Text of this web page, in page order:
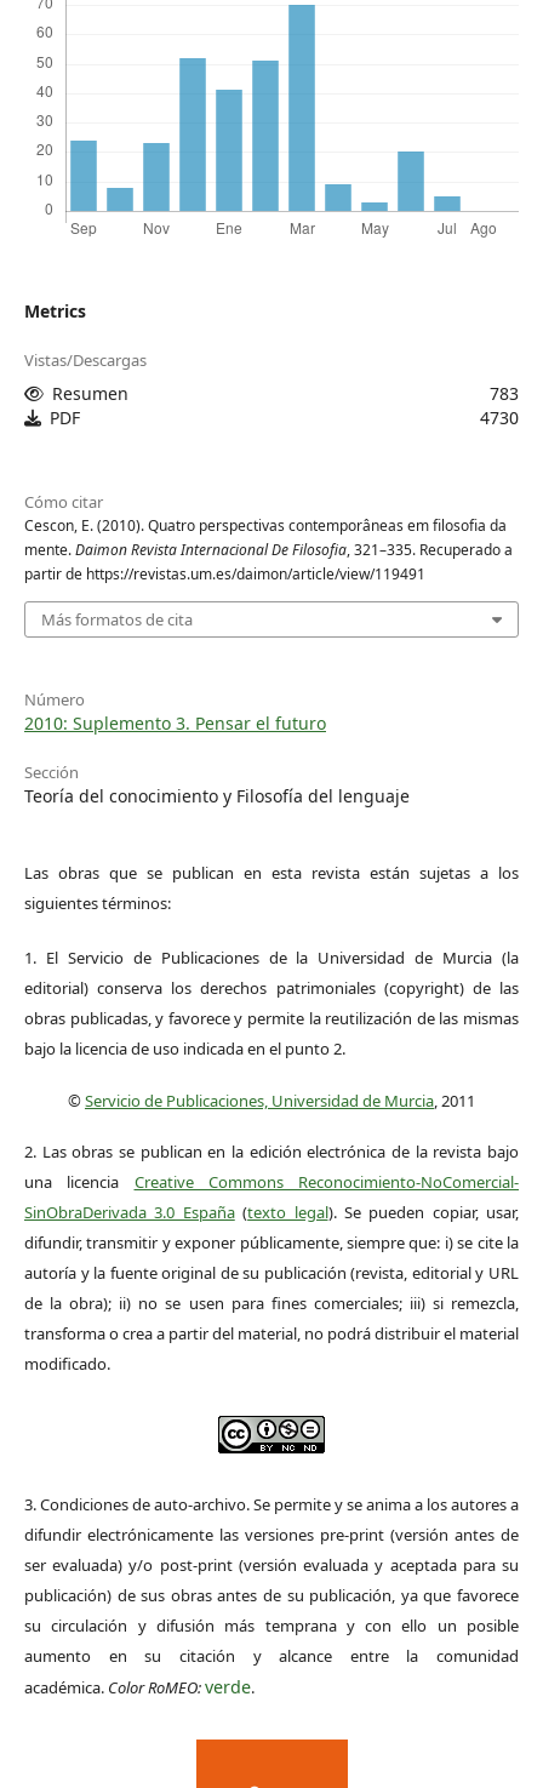
Metrics
Vistas/Descargas
Resumen
783
PDF
4730
Cómo citar
Cescon, E. (2010). Quatro perspectivas contemporâneas em filosofia da
mente.Daimon Revista Internacional De Filosofia, 321–335. Recuperado a
partir de https://revistas.um.es/daimon/article/view/119491
Más formatos de cita
Número
2010: Suplemento 3. Pensar el futuro
Sección
Teoría del conocimiento y Filosofía del lenguaje
Las obras que se publican en esta revista están sujetas a los
siguientes términos:
1. El Servicio de Publicaciones de la Universidad de Murcia (la
editorial) conserva los derechos patrimoniales (copyright) de las
obras publicadas, y favorece y permite la reutilización de las mismas
bajo la licencia de uso indicada en el punto 2.
©Servicio de Publicaciones, Universidad de Murcia, 2011
2. Las obras se publican en la edición electrónica de la revista bajo
una licencia Creative Commons Reconocimiento-NoComercial-
SinObraDerivada 3.0 España(texto legal). Se pueden copiar, usar,
difundir, transmitir y exponer públicamente, siempre que: i) se cite la
autoría y la fuente original de su publicación (revista, editorial y URL
de la obra); ii) no se usen para fines comerciales; iii) si remezcla,
transforma o crea a partir del material, no podrá distribuir el material
modificado.
3. Condiciones de auto-archivo. Se permite y se anima a los autores a
difundir electrónicamente las versiones pre-print (versión antes de
ser evaluada) y/o post-print (versión evaluada y aceptada para su
publicación) de sus obras antes de su publicación, ya que favorece
su circulación y difusión más temprana y con ello un posible
aumento en su citación y alcance entre la comunidad
académica. Color RoMEO:verde.